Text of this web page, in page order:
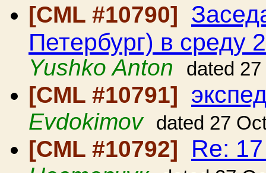
[CML #10790]
Петербург) в среду
Yushko Anton
dated
[CML #10791]
Evdokimov dated 27
[CML #10792] Re: